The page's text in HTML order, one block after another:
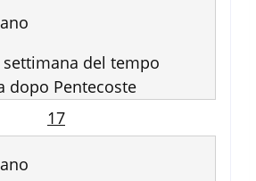
settimana del tempo
dopo Pentecoste
17